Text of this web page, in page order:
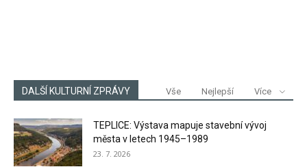
DALŠÍ KULTURNÍ ZPRÁVY Vše Nejlepší Více
TEPLICE: Výstava mapuje stavební vývoj
města v letech 1945–1989
23. 7. 2026